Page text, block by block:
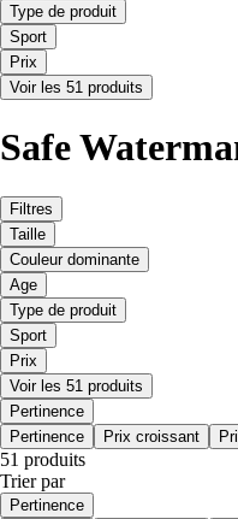
Type de produit
Sport
Prix
Voir les 51 produits
Safe
Filtres
Taille
Couleur dominante
Age
Type de produit
Sport
Prix
Voir les 51 produits
Pertinence
Pertinence
Prix croissant
51 produits
Trier par
Pertinence